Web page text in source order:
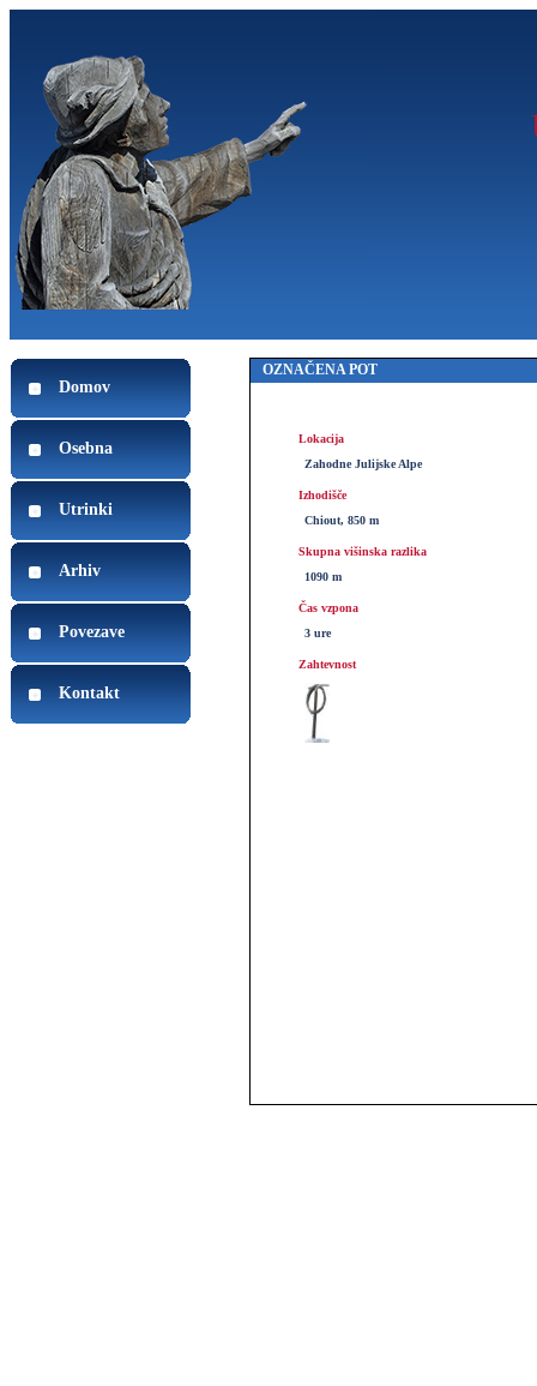
Domov
Osebna
Utrinki
Arhiv
Povezave
Kontakt
OZNAČENA POT
Lokacija
Zahodne Julijske Alpe
Izhodišče
Chiout, 850 m
Skupna višinska razlika
1090 m
Čas vzpona
3 ure
Zahtevnost